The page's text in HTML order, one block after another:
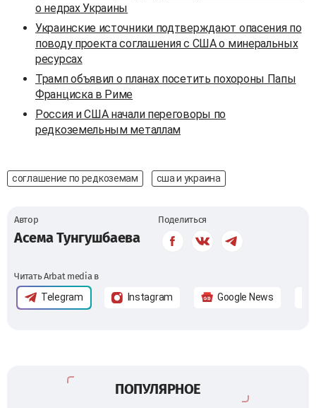
о недрах Украины
Украинские источники подтверждают опасения по
поводу проекта соглашения с США о минеральных
ресурсах
Трамп объявил о планах посетить похороны Папы
Франциска в Риме
Россия и США начали переговоры по
редкоземельным металлам
соглашение по редкоземам сша и украина
Автор
Асема Тунгушбаева
Поделиться
Читать Arbat media в
Telegram Instagram Google News
ПОПУЛЯРНОЕ